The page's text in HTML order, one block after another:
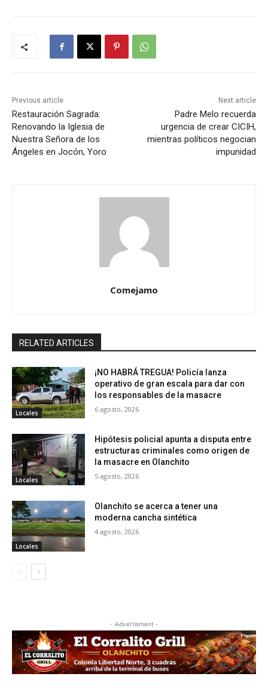
Previous article
Restauración Sagrada:
Renovando la Iglesia de
Nuestra Señora de los
Ángeles en Jocón, Yoro
Next article
Padre Melo recuerda
urgencia de crear CICIH,
mientras políticos negocian
impunidad
Comejamo
RELATED ARTICLES
Locales
¡NO HABRÁ TREGUA! Policía lanza
operativo de gran escala para dar con
los responsables de la masacre
6 agosto, 2026
Locales
Hipótesis policial apunta a disputa entre
estructuras criminales como origen de
la masacre en Olanchito
5 agosto, 2026
Locales
Olanchito se acerca a tener una
moderna cancha sintética
4 agosto, 2026
- Advertisment -